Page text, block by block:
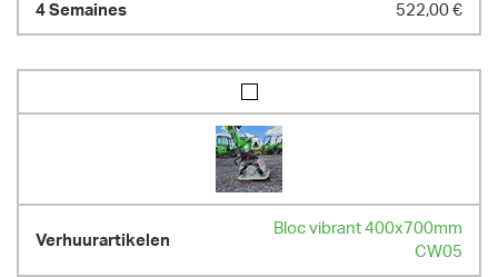
522,00 €
Bloc vibrant 400x700mm
CW05